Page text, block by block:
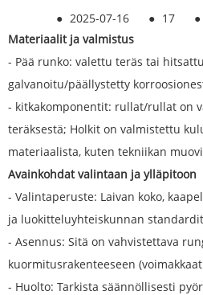
● 2025-07-16 ● 17 ●
Materiaalit ja valmistus
- Pää runko: valettu teräs tai
galvanoitu/päällystetty
- kitkakomponentit: rullat/rullat on
teräksestä; Holkit on valmistettu
materiaalista, kuten tekniikan
Avainkohdat valintaan ja ylläpitoon
- Valintaperuste: Laivan koko,
ja luokitteluyhteiskunnan standardit
- Asennus: Sitä on vahvistettava
kuormitusrakenteeseen
- Huolto: Tarkista säännöllisesti